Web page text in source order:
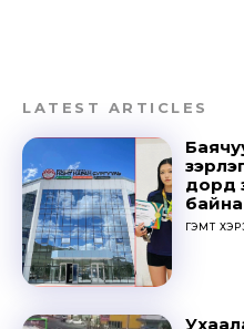
Sing
LATEST ARTICLES
дорд
байна
ГЭМТ